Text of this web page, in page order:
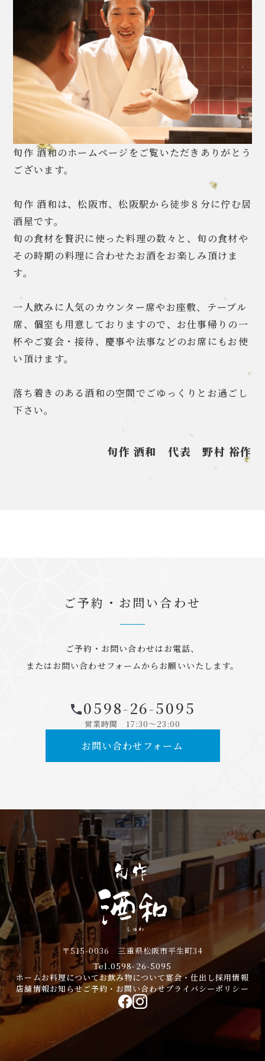
旬作 酒和のホームページをご覧いただきありがとう
ございます。
旬作 酒和は、松阪市、松阪駅から徒歩８分に佇む居
酒屋です。
旬の食材を贅沢に使った料理の数々と、旬の食材や
その時期の料理に合わせたお酒をお楽しみ頂けま
す。
一人飲みに人気のカウンター席やお座敷、テーブル
席、個室も用意しておりますので、お仕事帰りの一
杯やご宴会・接待、慶事や法事などのお席にもお使
い頂けます。
落ち着きのある酒和の空間でごゆっくりとお過ごし
下さい。
旬作 酒和 代表 野村 裕作
ご予約・お問い合わせ
ご予約・お問い合わせはお電話、
またはお問い合わせフォームからお願いいたします。
0598-26-5095
営業時間 17:30～23:00
お問い合わせフォーム
〒515-0036 三重県松阪市平生町34
Tel.0598-26-5095
ホームお料理についてお飲み物について宴会・仕出し採用情報
店舗情報お知らせご予約・お問い合わせプライバシーポリシー